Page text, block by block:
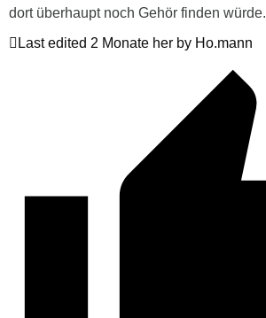
dort überhaupt noch Gehör finden würde.
Last edited 2 Monate her by Ho.mann